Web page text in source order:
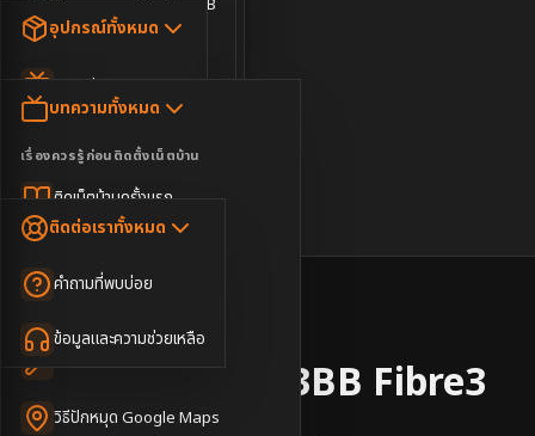
เน็ตบ้าน Super Fast
เน็ตบ้าน 2Gbps
เน็ตบ้านพร้อมกล่องทีวี
เน็ตบ้าน + Netflix
เน็ตบ้าน + บริการเสริม
เน็ตบ้านแรงทุกชั้น
อุปกรณ์ทั้งหมด
AIS Play Box
Dongle เน็ตสำรอง
บทความ
บทความทั้งหมด
เรื่องควรรู้ก่อนติดตั้งเน็ตบ้าน
ติดเน็ตบ้านครั้งแรก
เทคนิคขอคิวช่างได้ไว
วิธีปักหมุด Google Maps
ข่าวสาร
ติดต่อเราทั้งหมด
คำถามที่พบบ่อย
ข้อมูลและความช่วยเหลือ
🇹🇭🇬🇧
รับติดตั้งเน็ตบ้าน 3BB Fibre3